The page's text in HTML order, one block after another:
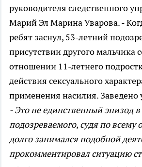
руководителя следственного
Марий Эл Марина Уварова. -
ребят заснул, 53-летний
присутствии другого мальчика
отношении 11-летнего
действия сексуального
применения насилия. Заведено
- Это не единственный эпизод
подозреваемого, судя по всему
долго занимался подобной
прокомментировал ситуацию